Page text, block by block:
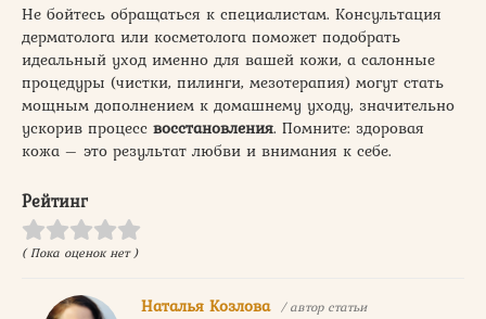
Не бойтесь обращаться к специалистам. Консультация
дерматолога или косметолога поможет подобрать
идеальный уход именно для вашей кожи, а салонные
процедуры (чистки, пилинги, мезотерапия) могут стать
мощным дополнением к домашнему уходу, значительно
ускорив процесс восстановления. Помните: здоровая
кожа – это результат любви и внимания к себе.
Рейтинг
( Пока оценок нет )
Наталья Козлова / автор статьи